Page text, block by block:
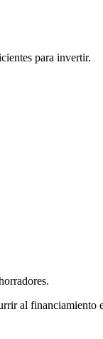
para invertir.
al